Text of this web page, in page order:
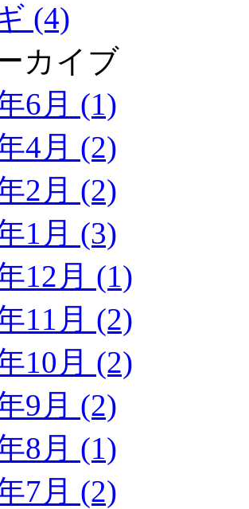
(4)
カイブ
6月 (1)
4月 (2)
2月 (2)
1月 (3)
12月 (1)
11月 (2)
10月 (2)
9月 (2)
8月 (1)
7月 (2)